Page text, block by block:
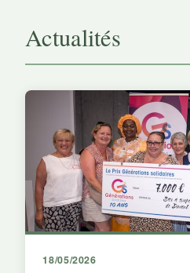
Actualités
18/05/2026